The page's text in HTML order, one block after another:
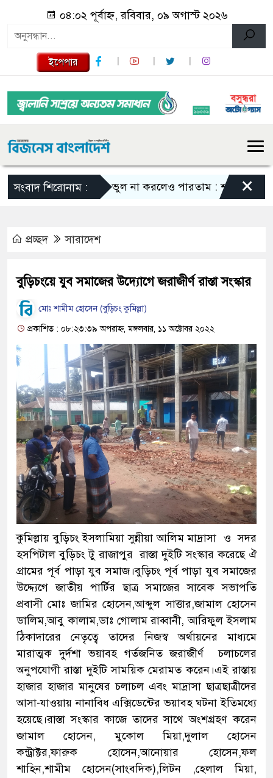
০৪:০২ পূর্বাহ্ন, রবিবার, ০৯ অগাস্ট ২০২৬
ইপেপার
সংবাদ শিরোনাম :এমন ভুল না করলেও পারতাম : শাকিব খান ×
প্রচ্ছদ সারাদেশ
বুড়িচংয়ে যুব সমাজের উদ্যোগে জরাজীর্ণ রাস্তা সংস্কার
মোঃ শামীম হোসেন (বুড়িচং কুমিল্লা)
প্রকাশিত : ০৮:২৩:৩৯ অপরাহ্ন, মঙ্গলবার, ১১ অক্টোবর ২০২২
কুমিল্লায় বুড়িচং ইসলামিয়া সুন্নীয়া আলিম মাদ্রাসা ও সদর
হসপিটাল বুড়িচং টু রাজাপুর রাস্তা দুইটি সংস্কার করেছে ঐ
গ্রামের পূর্ব পাড়া যুব সমাজ।বুড়িচং পূর্ব পাড়া যুব সমাজের
উদ্দ্যেগে জাতীয় পার্টির ছাত্র সমাজের সাবেক সভাপতি
প্রবাসী মোঃ জামির হোসেন,আব্দুল সাত্তার,জামাল হোসেন
ডালিম,আবু কালাম,ডাঃ গোলাম রাব্বানী, আরিফুল ইসলাম
ঠিকাদারের নেতৃত্বে তাদের নিজস্ব অর্থায়নের মাধ্যমে
মারাত্মক দুর্দশা ভয়াবহ গর্তজনিত জরাজীর্ণ চলাচলের
অনুপযোগী রাস্তা দুইটি সাময়িক মেরামত করেন।এই রাস্তায়
হাজার হাজার মানুষের চলাচল এবং মাদ্রাসা ছাত্রছাত্রীদের
আসা-যাওয়ায় নানাবিধ এক্সিডেন্টের ভয়াবহ ঘটনা ইতিমধ্যে
হয়েছে।রাস্তা সংস্কার কাজে তাদের সাথে অংশগ্রহণ করেন
জামাল হোসেন, মুকোল মিয়া,দুলাল হোসেন
কন্ট্রাক্টর,ফারুক হোসেন,আনোয়ার হোসেন,ফল
শাহিন,শামীম হোসেন(সাংবদিক),লিটন ,হেলাল মিয়া,